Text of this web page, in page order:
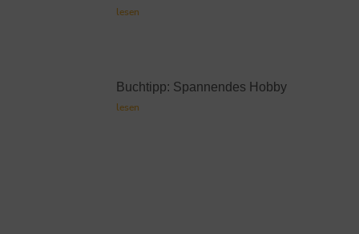
lesen
Buchtipp: Spannendes Hobby
lesen